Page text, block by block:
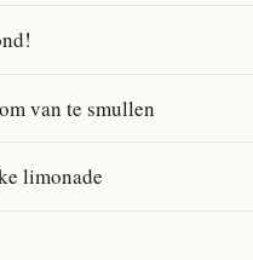
van te smullen
limonade